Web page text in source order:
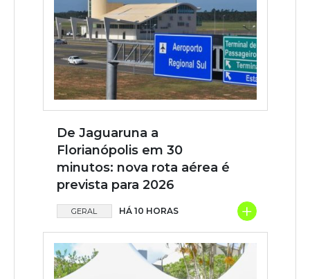
De Jaguaruna a
Florianópolis em 30
minutos: nova rota aérea é
prevista para 2026
GERAL HÁ 10 HORAS +